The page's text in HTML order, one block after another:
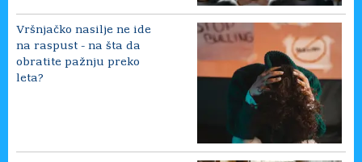
Vršnjačko nasilje ne ide
na raspust - na šta da
obratite pažnju preko
leta?